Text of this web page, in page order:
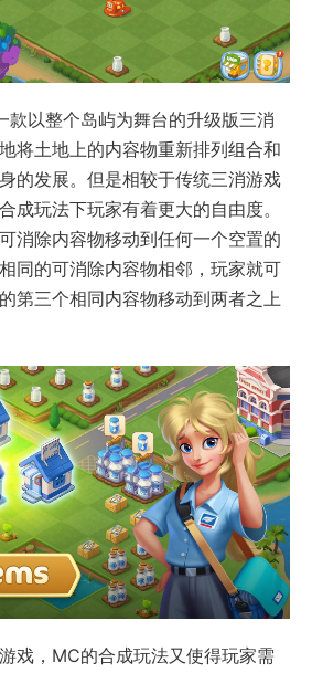
款以整个岛屿为舞台的升级版三消
将土地上的内容物重新排列组合和
的发展。但是相较于传统三消游戏
成玩法下玩家有着更大的自由度。
消除内容物移动到任何一个空置的
同的可消除内容物相邻，玩家就可
第三个相同内容物移动到两者之上
戏，MC的合成玩法又使得玩家需